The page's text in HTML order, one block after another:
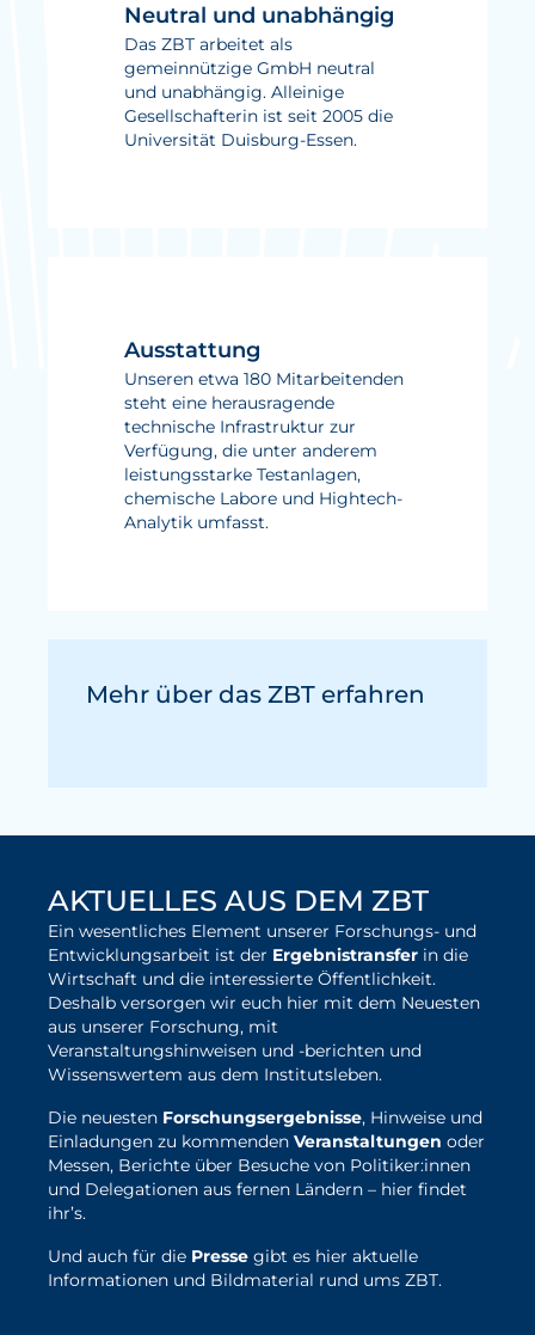
Veranstaltungen
Publikationen
Awards und Auszeichnungen
Neutral und unabhängig
Das ZBT arbeitet als
gemeinnützige GmbH neutral
und unabhängig. Alleinige
Gesellschafterin ist seit 2005 die
Universität Duisburg-Essen.
Ausstattung
Unseren etwa 180 Mitarbeitenden
steht eine herausragende
technische Infrastruktur zur
Verfügung, die unter anderem
leistungsstarke Testanlagen,
chemische Labore und Hightech-
Analytik umfasst.
Mehr über das ZBT erfahren
AKTUELLES AUS DEM ZBT
Ein wesentliches Element unserer Forschungs- und
Entwicklungsarbeit ist der Ergebnistransfer in die
Wirtschaft und die interessierte Öffentlichkeit.
Deshalb versorgen wir euch hier mit dem Neuesten
aus unserer Forschung, mit
Veranstaltungshinweisen und -berichten und
Wissenswertem aus dem Institutsleben.
Die neuesten Forschungsergebnisse, Hinweise und
Einladungen zu kommenden Veranstaltungen oder
Messen, Berichte über Besuche von Politiker:innen
und Delegationen aus fernen Ländern – hier findet
ihr’s.
Und auch für die Presse gibt es hier aktuelle
Informationen und Bildmaterial rund ums ZBT.